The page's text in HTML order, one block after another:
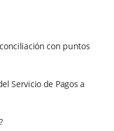
con puntos
Servicio de Pagos a